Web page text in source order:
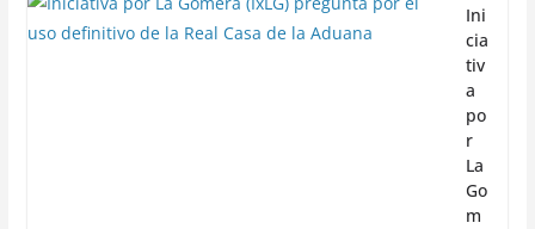
Ini
cia
tiv
a
po
r
La
Go
m